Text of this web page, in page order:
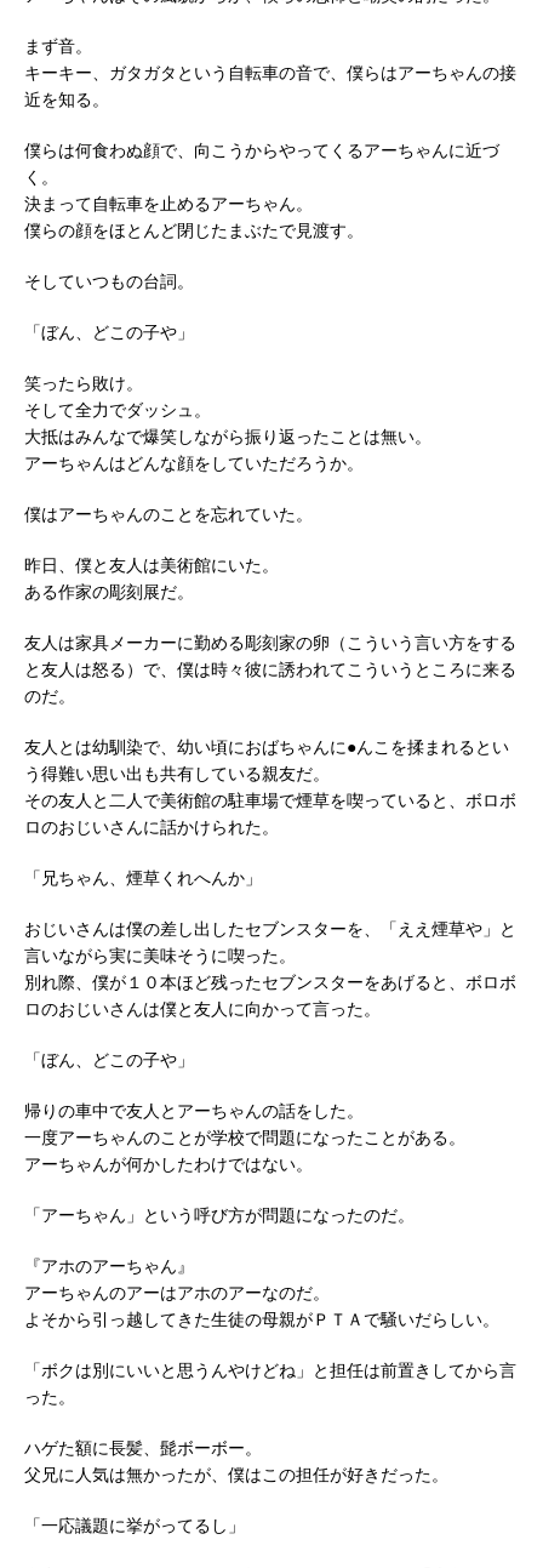
まず音。
キーキー、ガタガタという自転車の音で、僕らはアーちゃんの接
近を知る。
僕らは何食わぬ顔で、向こうからやってくるアーちゃんに近づ
く。
決まって自転車を止めるアーちゃん。
僕らの顔をほとんど閉じたまぶたで見渡す。
そしていつもの台詞。
「ぼん、どこの子や」
笑ったら敗け。
そして全力でダッシュ。
大抵はみんなで爆笑しながら振り返ったことは無い。
アーちゃんはどんな顔をしていただろうか。
僕はアーちゃんのことを忘れていた。
昨日、僕と友人は美術館にいた。
ある作家の彫刻展だ。
友人は家具メーカーに勤める彫刻家の卵（こういう言い方をする
と友人は怒る）で、僕は時々彼に誘われてこういうところに来る
のだ。
友人とは幼馴染で、幼い頃におばちゃんに●んこを揉まれるとい
う得難い思い出も共有している親友だ。
その友人と二人で美術館の駐車場で煙草を喫っていると、ボロボ
ロのおじいさんに話かけられた。
「兄ちゃん、煙草くれへんか」
おじいさんは僕の差し出したセブンスターを、「ええ煙草や」と
言いながら実に美味そうに喫った。
別れ際、僕が１０本ほど残ったセブンスターをあげると、ボロボ
ロのおじいさんは僕と友人に向かって言った。
「ぼん、どこの子や」
帰りの車中で友人とアーちゃんの話をした。
一度アーちゃんのことが学校で問題になったことがある。
アーちゃんが何かしたわけではない。
「アーちゃん」という呼び方が問題になったのだ。
『アホのアーちゃん』
アーちゃんのアーはアホのアーなのだ。
よそから引っ越してきた生徒の母親がＰＴＡで騒いだらしい。
「ボクは別にいいと思うんやけどね」と担任は前置きしてから言
った。
ハゲた額に長髪、髭ボーボー。
父兄に人気は無かったが、僕はこの担任が好きだった。
「一応議題に挙がってるし」